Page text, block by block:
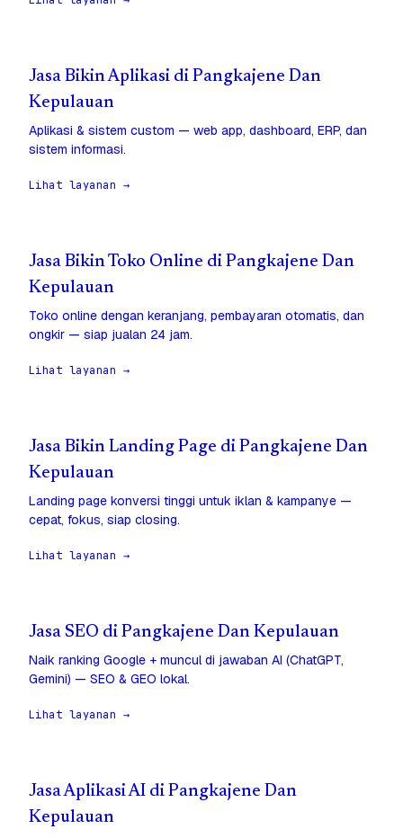
Jasa Bikin Aplikasi di Pangkajene Dan
Kepulauan
Aplikasi & sistem custom — web app, dashboard, ERP, dan
sistem informasi.
Lihat layanan →
Jasa Bikin Toko Online di Pangkajene Dan
Kepulauan
Toko online dengan keranjang, pembayaran otomatis, dan
ongkir — siap jualan 24 jam.
Lihat layanan →
Jasa Bikin Landing Page di Pangkajene Dan
Kepulauan
Landing page konversi tinggi untuk iklan & kampanye —
cepat, fokus, siap closing.
Lihat layanan →
Jasa SEO di Pangkajene Dan Kepulauan
Naik ranking Google + muncul di jawaban AI (ChatGPT,
Gemini) — SEO & GEO lokal.
Lihat layanan →
Jasa Aplikasi AI di Pangkajene Dan
Kepulauan